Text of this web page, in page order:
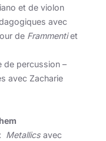
et de violon
avec
de Frammentiet
de percussion –
avec Zacharie
Metallics avec